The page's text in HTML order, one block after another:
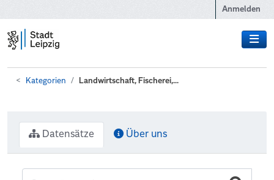
Anmelden
Kategorien Landwirtschaft, Fischerei,...
Datensätze Über uns